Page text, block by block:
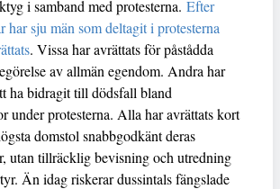
i samband med protesterna. Efter
har sju män som deltagit i protesterna
. Vissa har avrättats för påstådda
av allmän egendom. Andra har
ha bidragit till dödsfall bland
under protesterna. Alla har avrättats kort
domstol snabbgodkänt deras
utan tillräcklig bevisning och utredning
Än idag riskerar dussintals fängslade